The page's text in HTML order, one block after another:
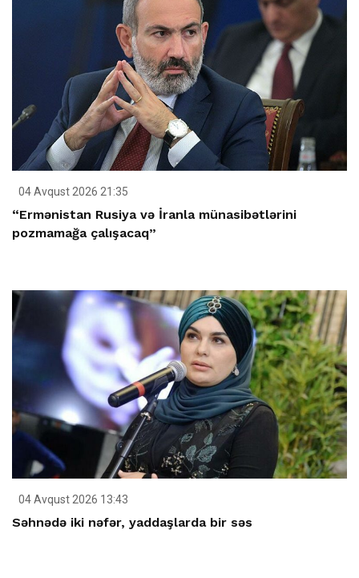
04 Avqust 2026 21:35
“Ermənistan Rusiya və İranla münasibətlərini
pozmamağa çalışacaq”
04 Avqust 2026 13:43
Səhnədə iki nəfər, yaddaşlarda bir səs